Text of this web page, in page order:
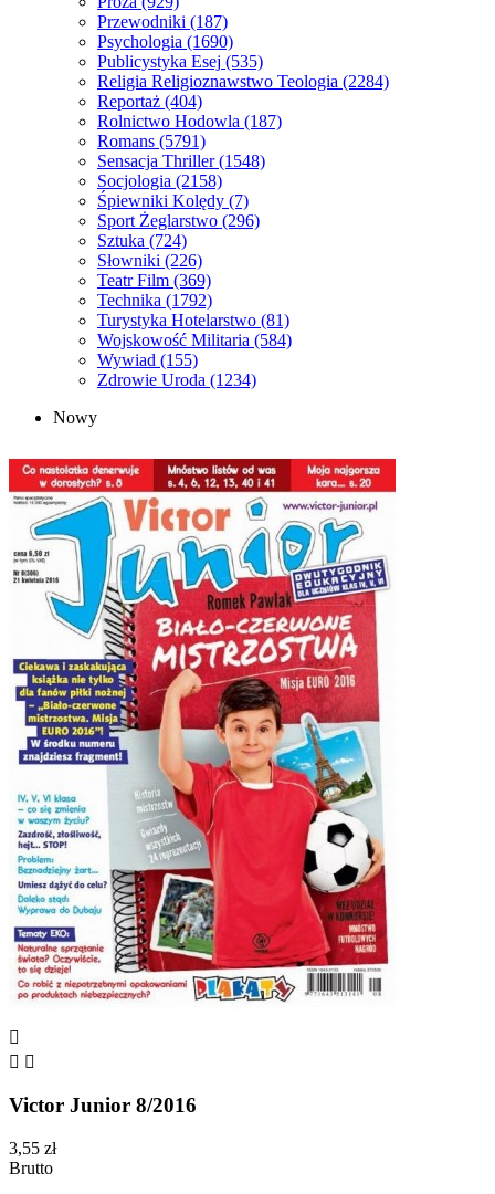
Przewodniki (187)
Psychologia (1690)
Publicystyka Esej (535)
Religia Religioznawstwo Teologia (2284)
Reportaż (404)
Rolnictwo Hodowla (187)
Romans (5791)
Sensacja Thriller(1548)
Socjologia (2158)
Śpiewniki Kolędy (7)
Sport Żeglarstwo (296)
Sztuka (724)
Słowniki (226)
Teatr Film (369)
Technika (1792)
Turystyka Hotelarstwo (81)
Wojskowość Militaria (584)
Wywiad (155)
Zdrowie Uroda (1234)
Nowy

 
Victor Junior 8/2016
3,55 zł
Brutto